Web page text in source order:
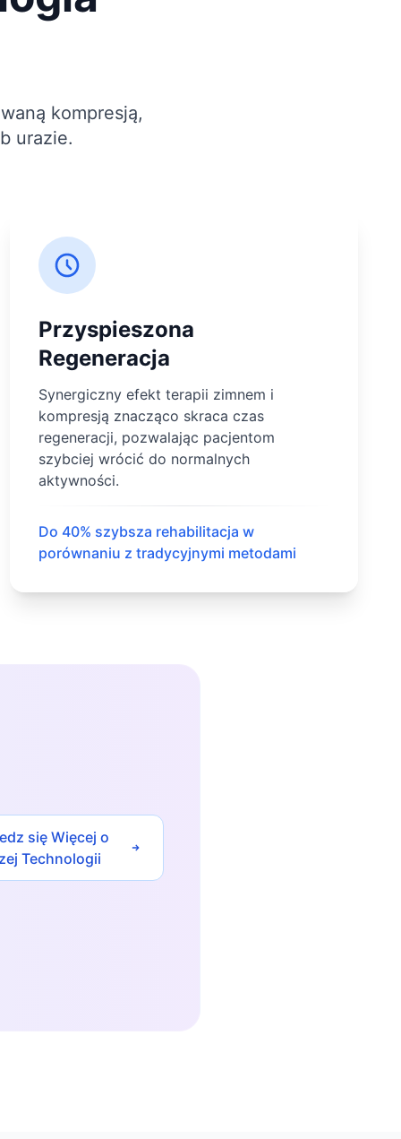
kompresją,
urazie.
Przyspieszona
Regeneracja
Synergiczny efekt terapii zimnem i
kompresją znacząco skraca czas
regeneracji, pozwalając pacjentom
szybciej wrócić do normalnych
aktywności.
Do 40% szybsza rehabilitacja w
porównaniu z tradycyjnymi metodami
się Więcej o
Technologii